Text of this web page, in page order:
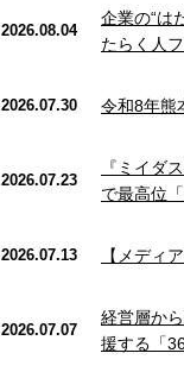
2026.08.04
企業の“は
たらく人
2026.07.30 令和8年熊
2026.07.23
『ミイダ
で最高位
2026.07.13 【メディ
2026.07.07
経営層か
援する「